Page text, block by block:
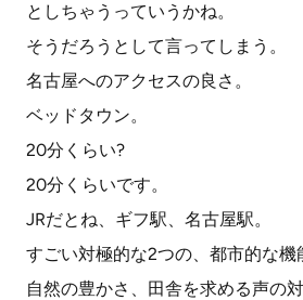
としちゃうっていうかね。
そうだろうとして言ってしまう。
名古屋へのアクセスの良さ。
ベッドタウン。
20分くらい?
20分くらいです。
JRだとね、ギフ駅、名古屋駅。
すごい対極的な2つの、都市的な機
自然の豊かさ、田舎を求める声の